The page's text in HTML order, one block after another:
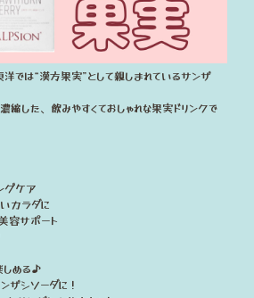
では“漢方果実”として親しまれているサンザ
縮した、飲みやすくておしゃれな果実ドリンクで
グケア
カラダに
容サポート
しめる♪
ザシソーダに！